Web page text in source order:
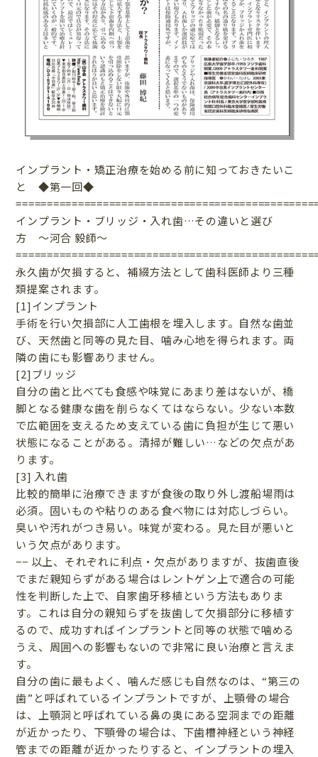
インプラント・矯正治療を始める前に知っておきたいこ
と ◆第一回◆
インプラント・ブリッジ・入れ歯…その違いと選び
方 〜河合 毅師〜
永久歯が欠損すると、補綴方法として歯科医師より三種
類提案されます。
[1]インプラント
手術を行い欠損部に人工歯根を埋入します。自然な歯並
び、天然歯と同等の見た目、噛み心地を得られます。両
隣の歯にも影響ありません。
[2]ブリッジ
自分の歯と比べても食感や味覚にあまり差はないが、橋
脚となる健康な歯を削らなくてはならない。少ない本数
で広範囲を支えるため支えている歯に負担が生じて悪い
状態になることがある。清掃が難しい…などの欠点があ
ります。
[3] 入れ歯
比較的簡単に治療できますが食後の取り外し渡船場雨は
必須。固いものや粘りのある食べ物には対応しづらい。
臭いや汚れがつき易い。味覚が変わる。見た目が悪いと
いう欠点があります。
−− 以上、それぞれに利点・欠点がありますが、抜歯直後
でまだ親知らずがある場合はレントゲン上で適合の可能
性を判断した上で、自家歯牙移植という方法もありま
す。これは自分の親知らずを抜歯して欠損部分に移植す
るので、成功すればインプラントと同等の状態で噛める
うえ、周囲への影響もないので非常に良い治療と言えま
す。
自分の歯に最もよく、噛んだ感じも自然なのは、“第三の
歯”と呼ばれているインプラントですが、上顎骨の場合
は、上顎洞と呼ばれている鼻の奥にある空洞までの距離
が近かったり、下顎骨の場合は、下歯槽神経という神経
管までの距離が近かったりすると、インプラントの埋入